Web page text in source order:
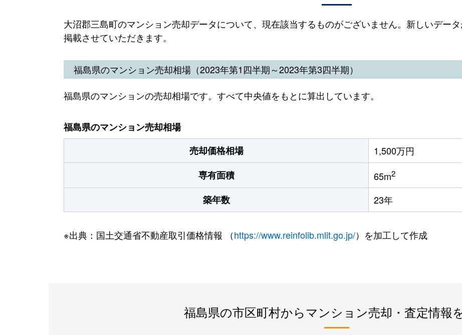
大沼郡三島町のマンション売却データについて、現在該当するものがございません。新しいデー
掲載させていただきます。
福島県のマンション売却相場（2023年第1四半期～2023年第3四半期）
福島県のマンションの売却相場です。すべて中央値をもとに算出しています。
福島県のマンション売却相場
売却価格相場
1,500万円
専有面積
65m2
築年数 23年
※出典：国土交通省不動産取引価格情報 （https://www.reinfolib.mlit.go.jp/）を加工して作成
福島県の市区町村からマンション売却・査定情報